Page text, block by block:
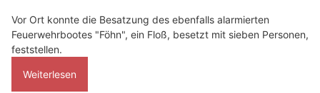
Vor Ort konnte die Besatzung des ebenfalls alarmierten
Feuerwehrbootes "Föhn", ein Floß, besetzt mit sieben Personen,
feststellen.
Weiterlesen